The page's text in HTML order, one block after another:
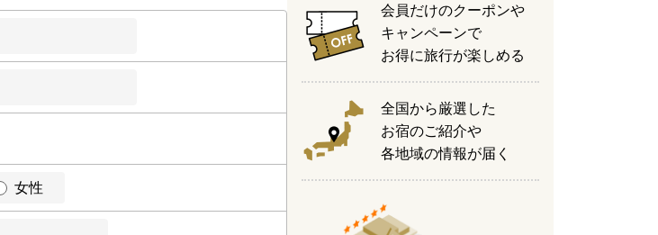
女性
会員だけのクーポンや
キャンペーンで
お得に旅行が楽しめる
全国から厳選した
お宿のご紹介や
各地域の情報が届く